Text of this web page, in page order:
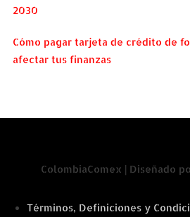
2030
Cómo pagar tarjeta de crédito de
afectar tus finanzas
ColombiaComex | Diseñado
Términos, Definiciones y